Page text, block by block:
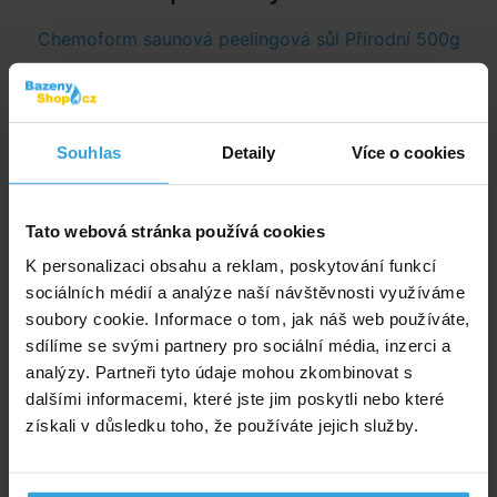
Souhlas Detaily Více o cookies
Tato webová stránka používá cookies
K personalizaci obsahu a reklam, poskytování funkcí
sociálních médií a analýze naší návštěvnosti využíváme
soubory cookie. Informace o tom, jak náš web používáte,
sdílíme se svými partnery pro sociální média, inzerci a
analýzy. Partneři tyto údaje mohou zkombinovat s
dalšími informacemi, které jste jim poskytli nebo které
získali v důsledku toho, že používáte jejich služby.
Chemoform saunová peelingová sůl Přírodní 500g